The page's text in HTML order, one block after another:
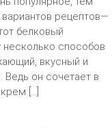
рецептов—
белковый
несколько способов
вкусный и
Ведь он сочетает в
[…]